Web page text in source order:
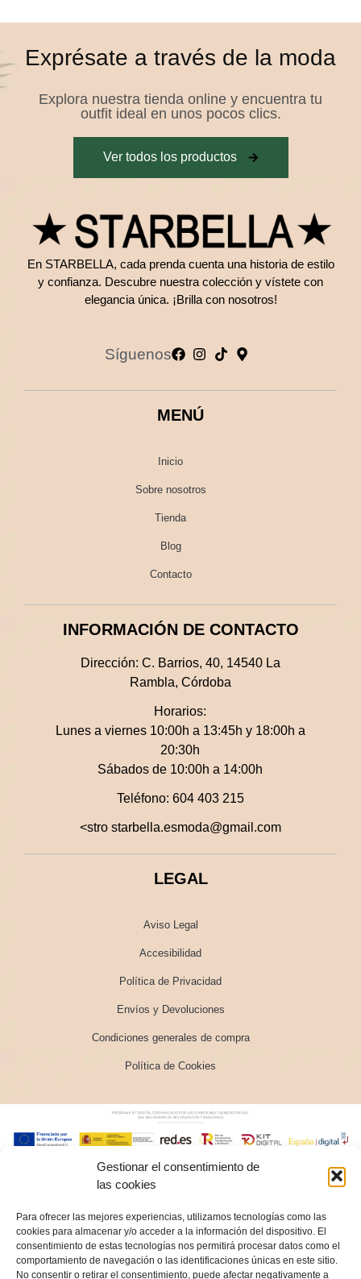
Gestionar el consentimiento de
las cookies
Para ofrecer las mejores experiencias, utilizamos tecnologías como las
cookies para almacenar y/o acceder a la información del dispositivo. El
consentimiento de estas tecnologías nos permitirá procesar datos como el
comportamiento de navegación o las identificaciones únicas en este sitio.
No consentir o retirar el consentimiento, puede afectar negativamente a
Exprésate a través de la moda
Explora nuestra tienda online y encuentra tu
outfit ideal en unos pocos clics.
Ver todos los productos
En STARBELLA, cada prenda cuenta una historia de estilo
y confianza. Descubre nuestra colección y vístete con
elegancia única. ¡Brilla con nosotros!
Síguenos
MENÚ
Inicio
Sobre nosotros
Tienda
Blog
Contacto
INFORMACIÓN DE CONTACTO
Dirección: C. Barrios, 40, 14540 La
Rambla, Córdoba
Horarios:
Lunes a viernes 10:00h a 13:45h y 18:00h a
20:30h
Sábados de 10:00h a 14:00h
Teléfono: 604 403 215
<stro starbella.esmoda@gmail.com
LEGAL
Aviso Legal
Accesibilidad
Política de Privacidad
Envíos y Devoluciones
Condiciones generales de compra
Política de Cookies